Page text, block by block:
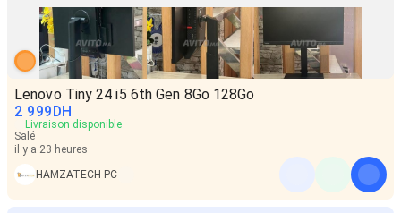
Lenovo Tiny 24 i5 6th Gen 8Go 128Go
2 999DH
Livraison disponible
Salé
il y a 23 heures
HAMZATECH PC